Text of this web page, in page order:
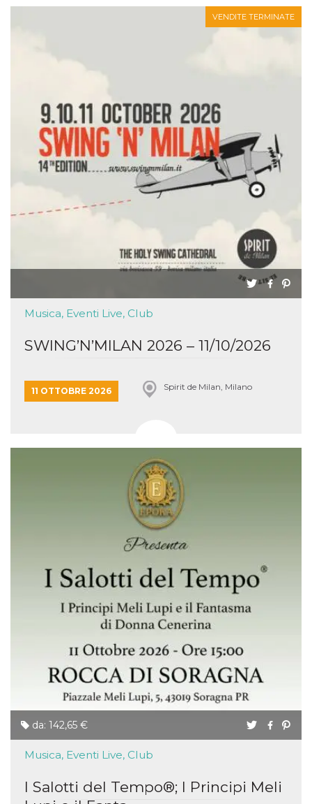
VENDITE TERMINATE
Musica, Eventi Live, Club
SWING’N’MILAN 2026 – 11/10/2026
11 OTTOBRE 2026 Spirit de Milan, Milano
da: 142,65 €
Musica, Eventi Live, Club
I Salotti del Tempo®; I Principi Meli